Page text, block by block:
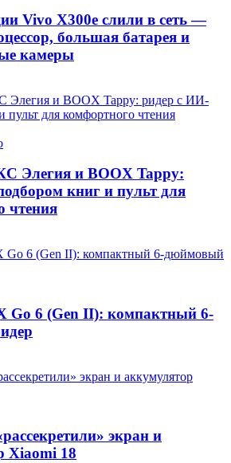
Vivo X300e слили в сеть —
большая батарея и
камеры
Элегия и BOOX Tappy:
книг и пульт для
чтения
Go 6 (Gen II): компактный 6-
экран и
Xiaomi 18